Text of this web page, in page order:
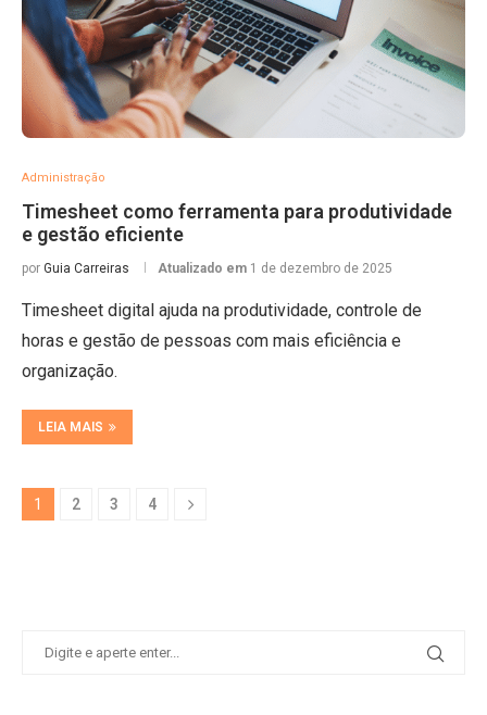
Administração
Timesheet como ferramenta para produtividade
e gestão eficiente
por Guia Carreiras Atualizado em 1 de dezembro de 2025
Timesheet digital ajuda na produtividade, controle de
horas e gestão de pessoas com mais eficiência e
organização.
LEIA MAIS
1 2 3 4